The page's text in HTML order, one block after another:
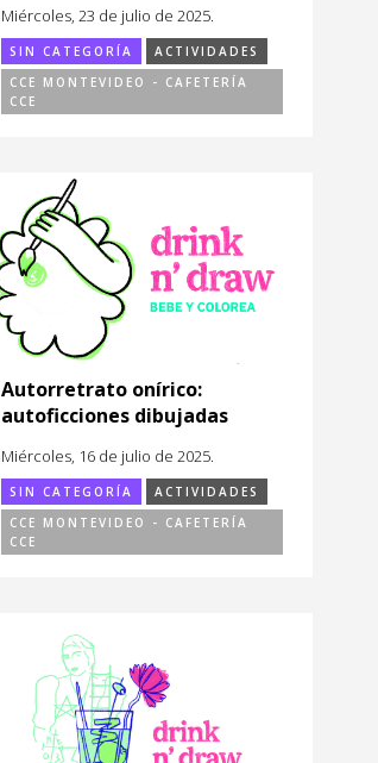
Miércoles, 23 de julio de 2025.
SIN CATEGORÍA
ACTIVIDADES
CCE MONTEVIDEO - CAFETERÍA
CCE
Autorretrato onírico:
autoficciones dibujadas
Miércoles, 16 de julio de 2025.
SIN CATEGORÍA
ACTIVIDADES
CCE MONTEVIDEO - CAFETERÍA
CCE